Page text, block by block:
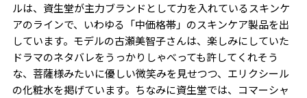
ルは、資生堂が主力ブランドとして力を入れているスキンケ
アのラインで、いわゆる「中価格帯」のスキンケア製品を出
しています。モデルの古瀬美智子さんは、楽しみにしていた
ドラマのネタバレをうっかりしゃべっても許してくれそう
な、菩薩様みたいに優しい微笑みを見せつつ、エリクシール
の化粧水を掲げています。ちなみに資生堂では、コマーシャ